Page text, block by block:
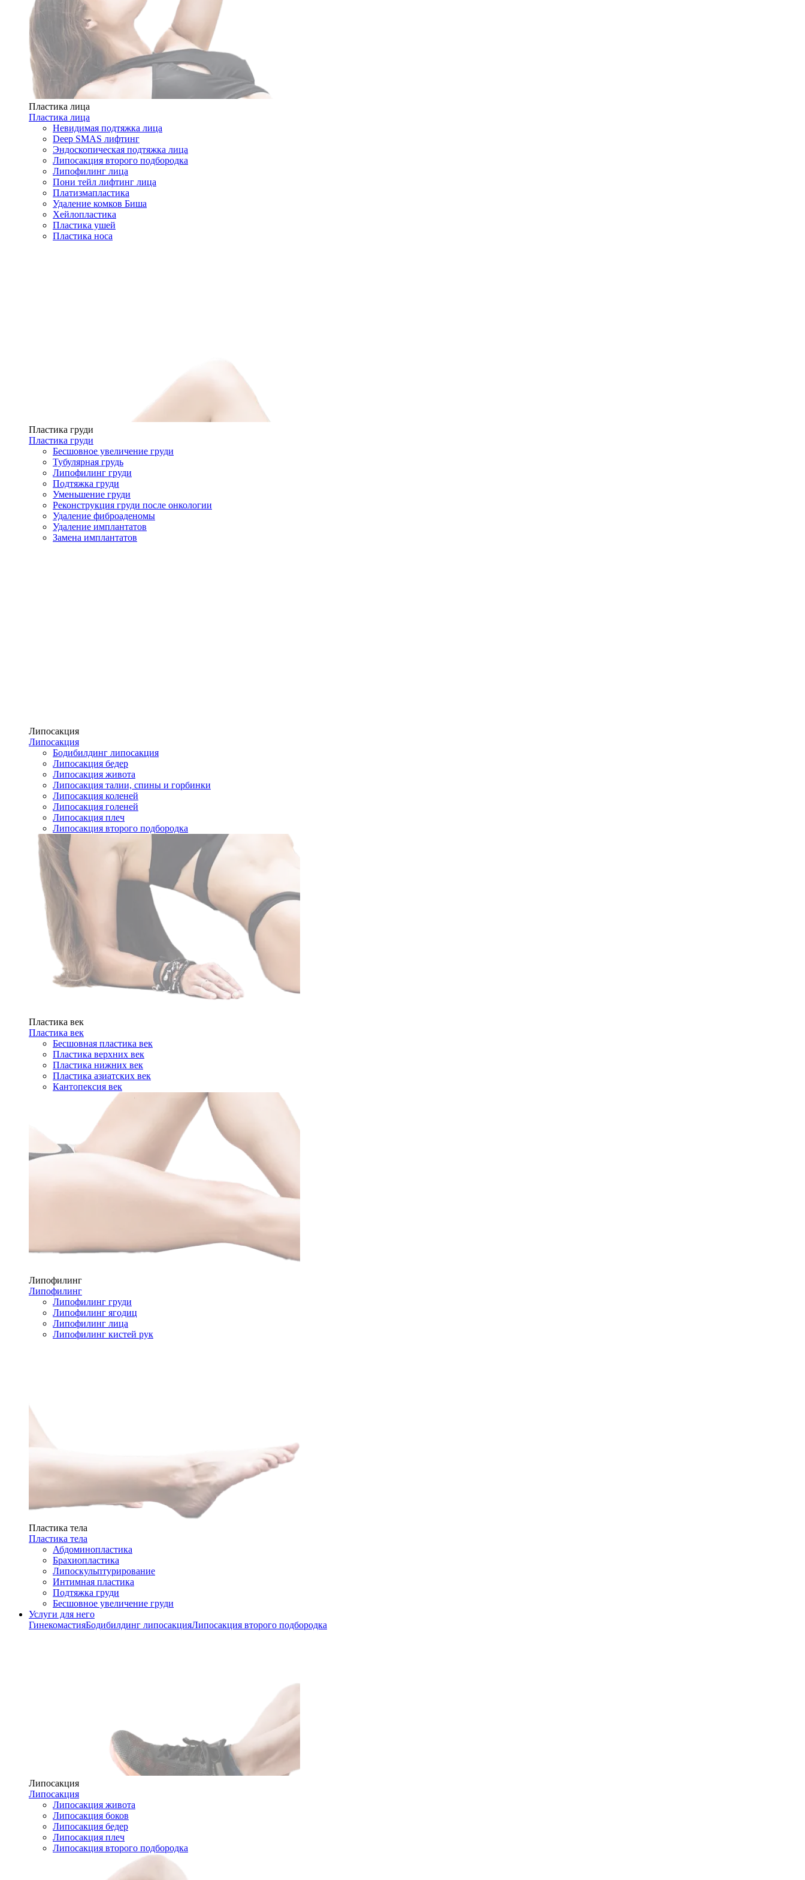
Пластика лица
Пластика лица
Невидимая подтяжка лица
Deep SMAS лифтинг
Эндоскопическая подтяжка лица
Липосакция второго подбородка
Липофилинг лица
Пони тейл лифтинг лица
Платизмапластика
Удаление комков Биша
Хейлопластика
Пластика ушей
Пластика носа
Пластика груди
Пластика груди
Бесшовное увеличение груди
Тубулярная грудь
Липофилинг груди
Подтяжка груди
Уменьшение груди
Реконструкция груди после онкологии
Удаление фиброаденомы
Удаление имплантатов
Замена имплантатов
Липосакция
Липосакция
Бодибилдинг липосакция
Липосакция бедер
Липосакция живота
Липосакция талии, спины и горбинки
Липосакция коленей
Липосакция голеней
Липосакция плеч
Липосакция второго подбородка
Пластика век
Пластика век
Бесшовная пластика век
Пластика верхних век
Пластика нижних век
Пластика азиатских век
Кантопексия век
Липофилинг
Липофилинг
Липофилинг груди
Липофилинг ягодиц
Липофилинг лица
Липофилинг кистей рук
Пластика тела
Пластика тела
Абдоминопластика
Брахиопластика
Липоскульптурирование
Интимная пластика
Подтяжка груди
Бесшовное увеличение груди
Услуги для него
ГинекомастияБодибилдинг липосакцияЛипосакция второго подбородка
Липосакция
Липосакция
Липосакция живота
Липосакция боков
Липосакция бедер
Липосакция плеч
Липосакция второго подбородка